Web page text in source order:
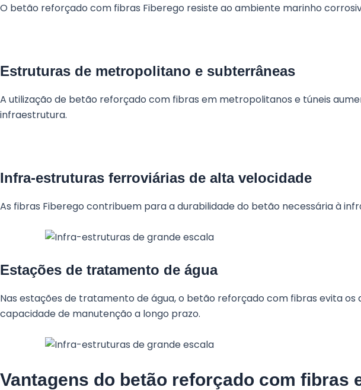
O betão reforçado com fibras Fiberego resiste ao ambiente marinho
Estruturas de metropolitano e subterrâneas
A utilização de betão reforçado com fibras em metropolitanos e túneis
infraestrutura.
Infra-estruturas ferroviárias de alta velocidade
As fibras Fiberego contribuem para a durabilidade do betão necessária à
Estações de tratamento de água
Nas estações de tratamento de água, o betão reforçado com fibras evita
capacidade de manutenção a longo prazo.
Vantagens do betão reforçado com fibras